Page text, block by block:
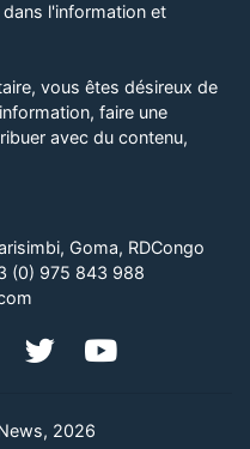
l'information et
vous êtes désireux de
faire une
avec du contenu,
Goma, RDCongo
(0) 975 843 988
2026